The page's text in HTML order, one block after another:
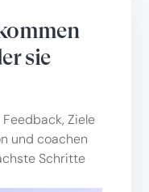
sie
Ziele
und coachen
Schritte